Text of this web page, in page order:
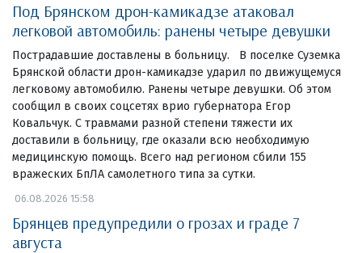
Под Брянском дрон-камикадзе атаковал
легковой автомобиль: ранены четыре девушки
Пострадавшие доставлены в больницу. В поселке Суземка
Брянской области дрон-камикадзе ударил по движущемуся
легковому автомобилю. Ранены четыре девушки. Об этом
сообщил в своих соцсетях врио губернатора Егор
Ковальчук. С травмами разной степени тяжести их
доставили в больницу, где оказали всю необходимую
медицинскую помощь. Всего над регионом сбили 155
вражеских БпЛА самолетного типа за сутки.
06.08.2026 15:58
Брянцев предупредили о грозах и граде 7
августа